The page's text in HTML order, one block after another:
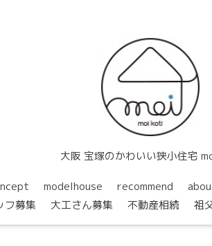
大阪 宝塚のかわいい狭小住宅
modelhouse recommend
フ募集
大工さん募集 不動産相続 祖